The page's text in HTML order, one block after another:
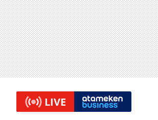
LIVE